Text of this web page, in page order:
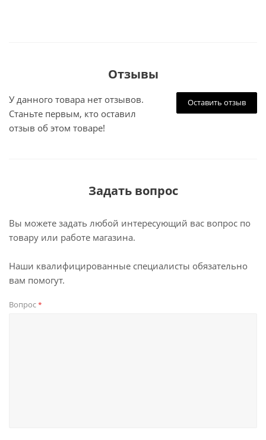
Отзывы
Оставить отзыв
У данного товара нет отзывов.
Станьте первым, кто оставил
отзыв об этом товаре!
Задать вопрос
Вы можете задать любой интересующий вас вопрос по
товару или работе магазина.
Наши квалифицированные специалисты обязательно
вам помогут.
Вопрос*